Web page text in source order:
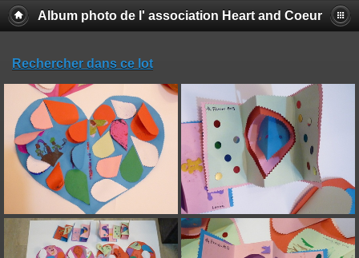
Album photo de l' association Heart and Coeur
Rechercher dans ce lot